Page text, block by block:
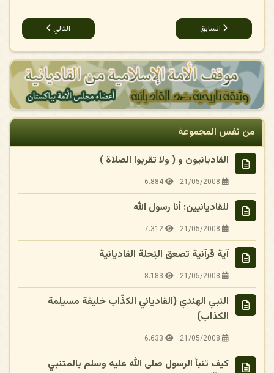
المقال السابق: آية قرآنية تصعق النِحلة القاديانية
السابق المقال التالي:
التالي
من نفس المجموعة
القاديانيون و ( ولا تقربوا الصلاة )
21/05/2008
6.884
للقاديانيين: أنا رسول الله
21/05/2008
7.312
آية قرآنية تصعق النِحلة القاديانية
21/05/2008
8.183
النبي الهندي (القادياني الكذّاب خليفة مسيلمة
الكذاب)
21/05/2008
6.633
كيف تنبأ الرسول صلى الله عليه وسلم بالمتنبي